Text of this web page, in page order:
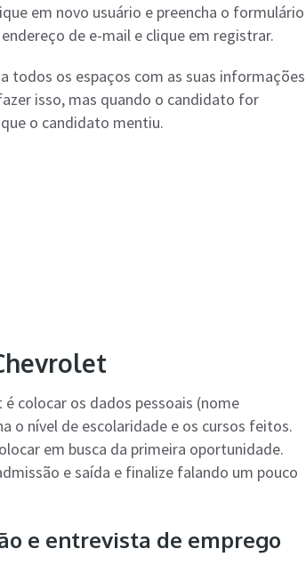
em novo usuário e preencha o formulário
de e-mail e clique em registrar.
todos os espaços com as suas informações
isso, mas quando o candidato for
o candidato mentiu.
é colocar os dados pessoais (nome
o nível de escolaridade e os cursos feitos.
em busca da primeira oportunidade.
e saída e finalize falando um pouco
e entrevista de emprego